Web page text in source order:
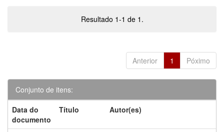
Resultado 1-1 de 1.
Anterior 1 Póximo
Conjunto de itens:
Data do
documento
Título Autor(es)